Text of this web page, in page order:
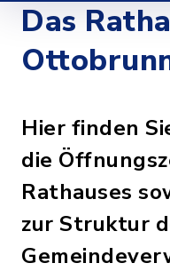
Das
Hier finden
die
Rathauses
zur Struktur